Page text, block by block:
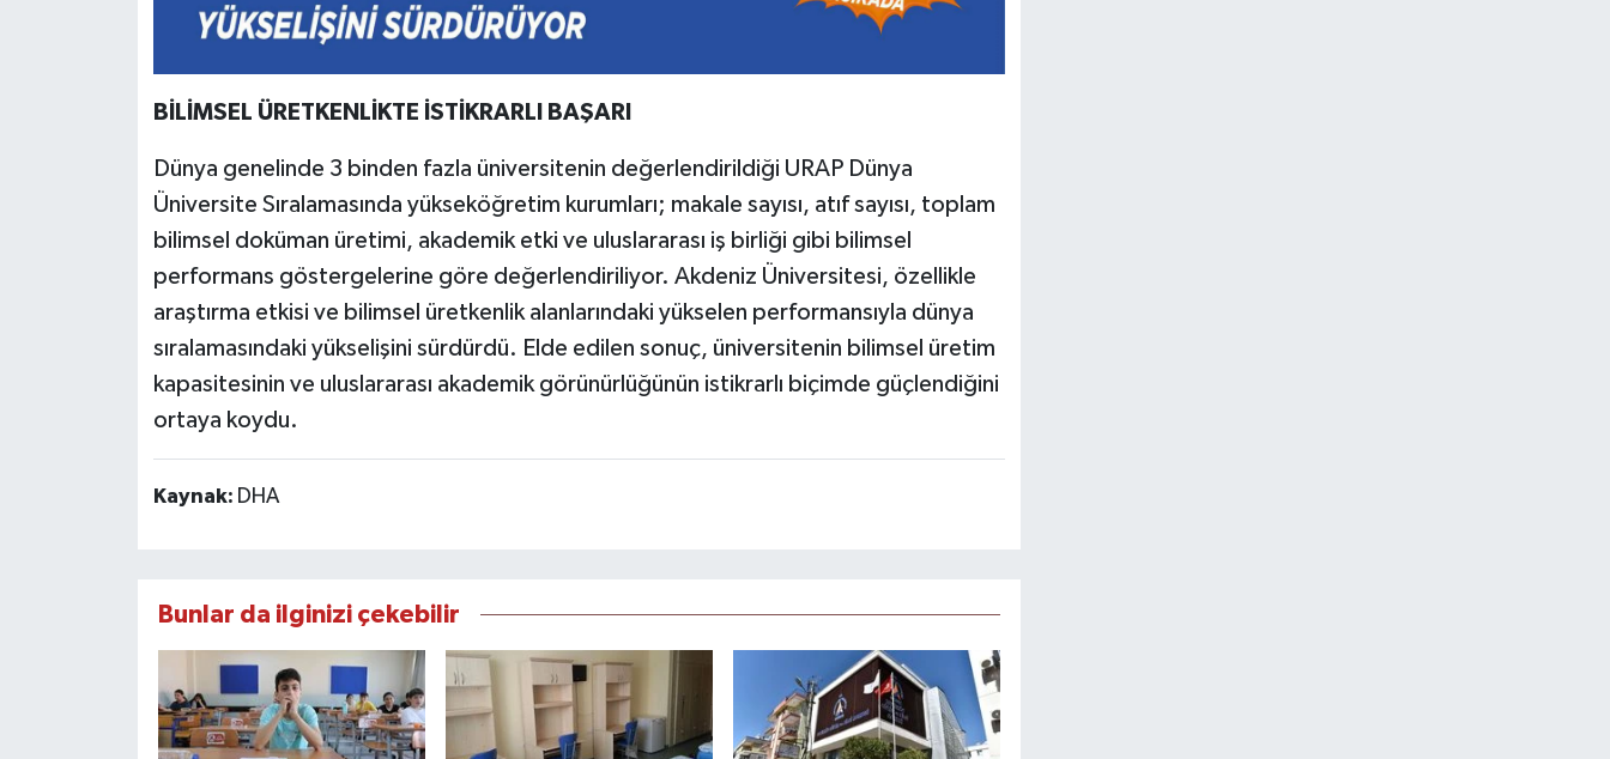
BİLİMSEL ÜRETKENLİKTE İSTİKRARLI BAŞARI
Dünya genelinde 3 binden fazla üniversitenin değerlendirildiği URAP Dünya
Üniversite Sıralamasında yükseköğretim kurumları; makale sayısı, atıf sayısı, toplam
bilimsel doküman üretimi, akademik etki ve uluslararası iş birliği gibi bilimsel
performans göstergelerine göre değerlendiriliyor. Akdeniz Üniversitesi, özellikle
araştırma etkisi ve bilimsel üretkenlik alanlarındaki yükselen performansıyla dünya
sıralamasındaki yükselişini sürdürdü. Elde edilen sonuç, üniversitenin bilimsel üretim
kapasitesinin ve uluslararası akademik görünürlüğünün istikrarlı biçimde güçlendiğini
ortaya koydu.
Kaynak: DHA
Bunlar da ilginizi çekebilir